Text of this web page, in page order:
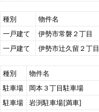
種別 物件名
一戸建て
伊勢市常磐２丁目
一戸建て
伊勢市辻久留２丁目
種別 物件名
駐車場
岡本３丁目駐車場
駐車場
岩渕駐車場[満車]